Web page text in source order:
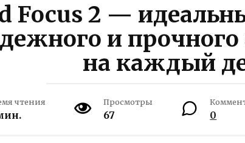
Focus 2 —
и
на каждый
чтения Просмотры
67 0